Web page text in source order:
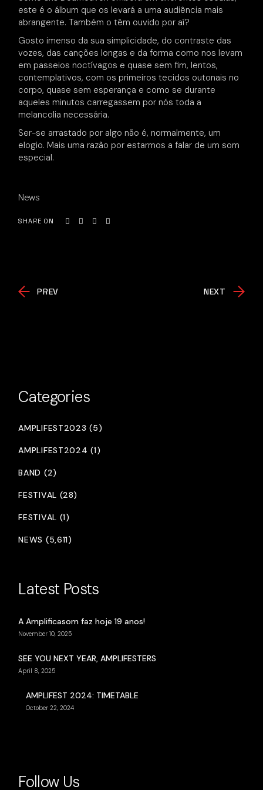
este é o álbum que os levará a uma audiência mais
abrangente. Também o têm ouvido por aí?
Gosto imenso da sua simplicidade, do contraste das
vozes, das canções longas e da forma como nos levam
em passeios noctívagos e quase sem fim, lentos,
contemplativos, com os primeiros tecidos outonais no
corpo, quase sem esperança e como se durante
aqueles minutos carregassem por nós toda a
melancolia necessária.
Ser-se arrastado por algo não é, normalmente, um
elogio. Mais uma razão por estarmos a falar de um som
especial.
News
SHARE ON
PREV NEXT
Categories
AMPLIFEST2023 (5)
AMPLIFEST2024 (1)
BAND (2)
FESTIVAL (28)
FESTIVAL (1)
NEWS (5,611)
Latest Posts
A Amplificasom faz hoje 19 anos!
November 10, 2025
SEE YOU NEXT YEAR, AMPLIFESTERS
April 8, 2025
AMPLIFEST 2024: TIMETABLE
October 22, 2024
Follow Us